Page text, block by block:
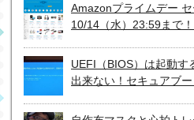
Amazonプライムデー セ
10/14（水）23:59まで
UEFI（BIOS）は起動す
出来ない！セキュアブ